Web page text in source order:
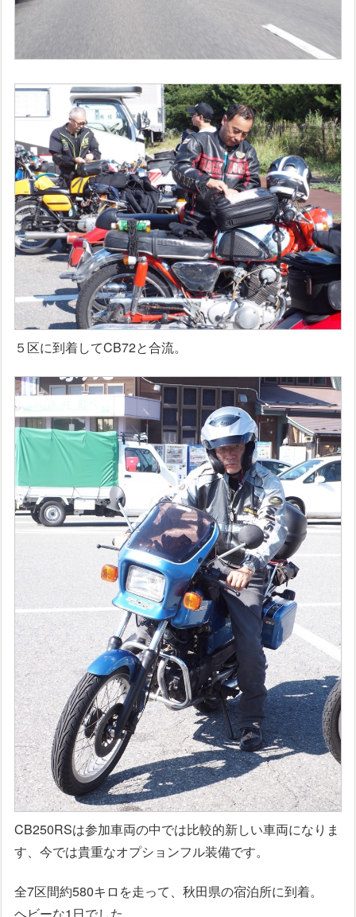
５区に到着してCB72と合流。
CB250RSは参加車両の中では比較的新しい車両になりま
す、今では貴重なオプションフル装備です。
全7区間約580キロを走って、秋田県の宿泊所に到着。